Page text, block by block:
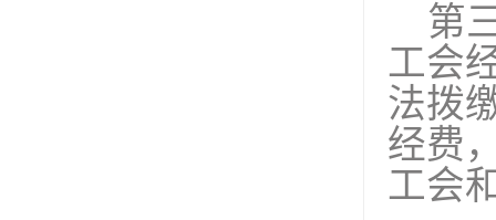
第
工会
法拨
经费
工会